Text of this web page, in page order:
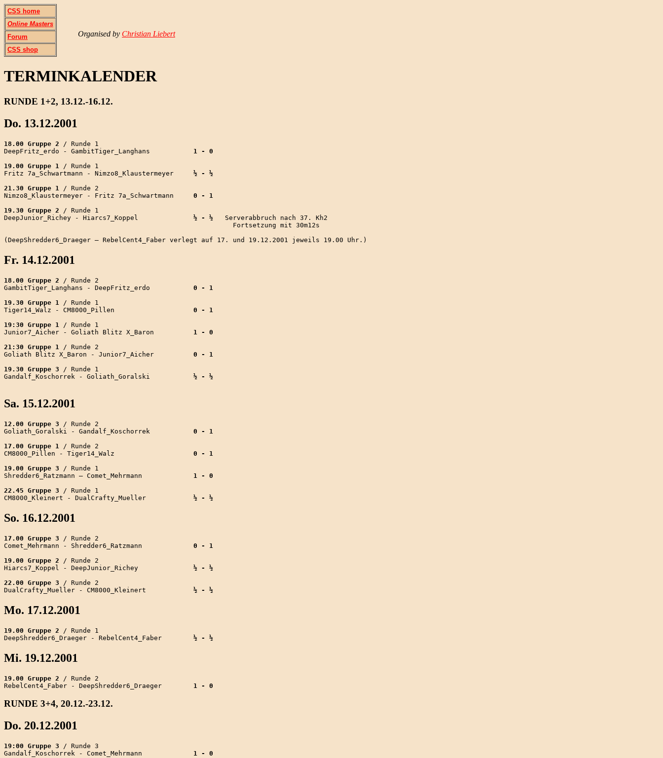
CSS home
Online Masters
Forum
CSS shop
Organised by Christian Liebert
TERMINKALENDER
RUNDE 1+2, 13.12.-16.12.
Do. 13.12.2001
18.00 Gruppe 2 / Runde 1
DeepFritz_erdo - GambitTiger_Langhans 1 - 0
19.00 Gruppe 1
/ Runde 1
Fritz 7a_Schwartmann - Nimzo8_Klaustermeyer ½ - ½
21.30 Gruppe 1
/ Runde 2
Nimzo8_Klaustermeyer - Fritz 7a_Schwartmann
19.30 Gruppe 2 / Runde 1
DeepJunior_Richey - Hiarcs7_Koppel ½ - ½
   Serverabbruch nach 37. Kh2
                                                          Fortsetzung mit 30m12s
Fr. 14.12.2001
18.00 Gruppe 2 / Runde 2
GambitTiger_Langhans - DeepFritz_erdo 0 - 1
19.30 Gruppe 1
/ Runde 1
Tiger14_Walz - CM8000_Pillen 0 - 1
19:30 Gruppe 1
/ Runde 1
Junior7_Aicher - Goliath Blitz X_Baron 1 - 0
21:30 Gruppe 1
/ Runde 2
Goliath Blitz X_Baron - Junior7_Aicher 0 - 1
19.30 Gruppe 3 / Runde 1
Gandalf_Koschorrek - Goliath_Goralski ½ - ½
Sa. 15.12.2001
12.00 Gruppe 3 / Runde 2
Goliath_Goralski - Gandalf_Koschorrek 0 - 1
17.00 Gruppe 1 / Runde 2
CM8000_Pillen - Tiger14_Walz 0 - 1
19.00 Gruppe 3 / Runde 1
Shredder6_Ratzmann – Comet_Mehrmann 1 - 0
22.45 Gruppe 3 / Runde 1
CM8000_Kleinert - DualCrafty_Mueller ½ - ½
So. 16.12.2001
17.00 Gruppe 3 / Runde 2
Comet_Mehrmann - Shredder6_Ratzmann 0 - 1
19.00 Gruppe 2 / Runde 2
Hiarcs7_Koppel - DeepJunior_Richey ½ - ½
22.00 Gruppe 3 / Runde 2
DualCrafty_Mueller - CM8000_Kleinert ½ - ½
Mo. 17.12.2001
19.00 Gruppe 2 / Runde 1
DeepShredder6_Draeger - RebelCent4_Faber ½ - ½
Mi. 19.12.2001
19.00 Gruppe 2 / Runde 2
RebelCent4_Faber - DeepShredder6_Draeger 1 - 0
RUNDE 3+4, 20.12.-23.12.
Do. 20.12.2001
19:00 Gruppe 3 / Runde 3
Gandalf_Koschorrek - Comet_Mehrmann 1 - 0